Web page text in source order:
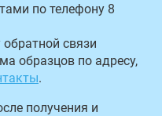
по телефону 8
связи
образцов по адресу,
.
получения и